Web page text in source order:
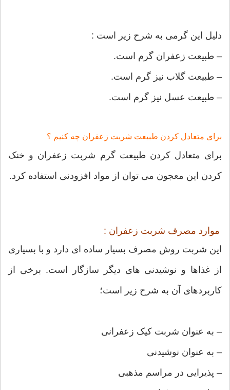
دلیل این گرمی به شرح زیر است :
– طبیعت زعفران گرم است.
– طبیعت گلاب نیز گرم است.
– طبیعت عسل نیز گرم است.
برای متعادل کردن طبیعت شربت زعفران چه کنیم ؟
برای متعادل کردن طبیعت گرم شربت زعفران و خنک
کردن این معجون می توان از مواد افزودنی استفاده کرد.
موارد مصرف شربت زعفران :
این شربت روش مصرف بسیار ساده ای دارد و با بسیاری
از غذاها و نوشیدنی های دیگر سازگار است. برخی از
کاربردهای آن به شرح زیر است؛
– به عنوان شربت کیک زعفرانی
– به عنوان نوشیدنی
– پذیرایی در مراسم مذهبی